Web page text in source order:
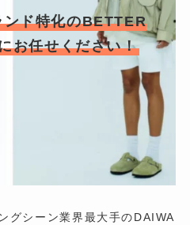
ンド特化のBETTER
お任せください！
グシーン業界最大手のDAIWA